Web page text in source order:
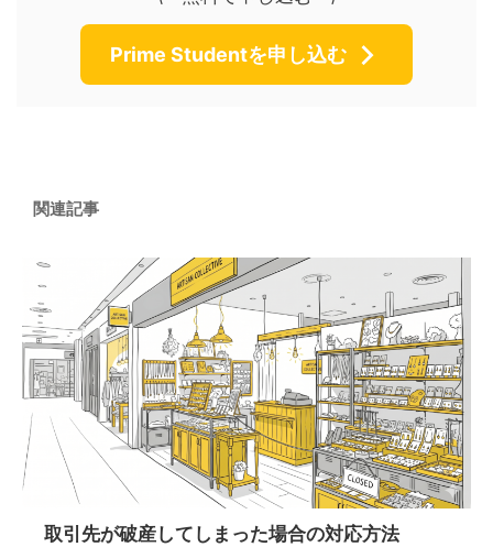
Prime Studentを申し込む
関連記事
取引先が破産してしまった場合の対応方法